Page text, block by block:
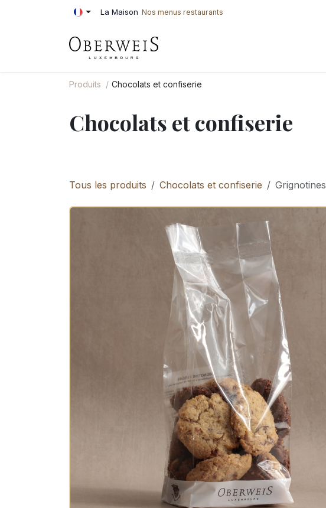
Se rendre au contenu La Maison Nos menus restaurants
Produits Chocolats et confiserie
Chocolats et confiserie
Tous les produits Chocolats et confiserie Grignotines